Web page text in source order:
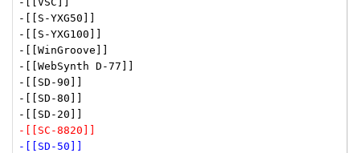
-[[S-YXG50]]
-[[S-YXG100]]
-[[WinGroove]]
-[[WebSynth D-77]]
-[[SD-90]]
-[[SD-80]]
-[[SC-8820]]
-[[SD-50]]